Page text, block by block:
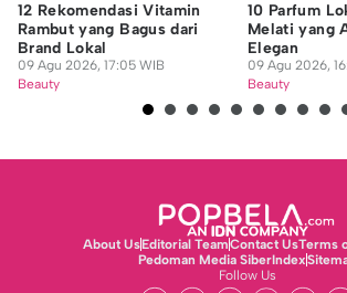
12 Rekomendasi Vitamin
Rambut yang Bagus dari
Brand Lokal
09 Agu 2026, 17:05 WIB
Beauty
10 Parfum
Melati yang
Elegan
09 Agu 2026,
Beauty
About UsEditorial TeamContact UsTerms
Pedoman Media SiberIndex
Follow Us